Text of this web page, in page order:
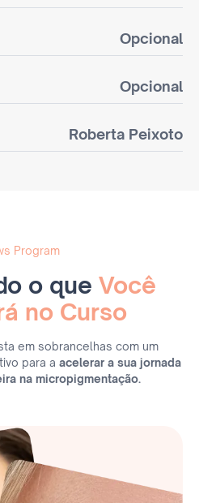
Opcional
Opcional
Roberta Peixoto
Program
o que Você
no Curso
em sobrancelhas com um
para a acelerar a sua jornada
na micropigmentação.